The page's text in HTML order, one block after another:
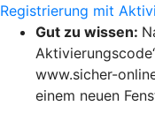
Registrierung mit
Gut zu wissen:
www.sicher-
einem neuen